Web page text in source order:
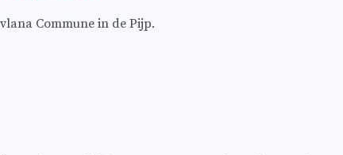
Commune in de Pijp.